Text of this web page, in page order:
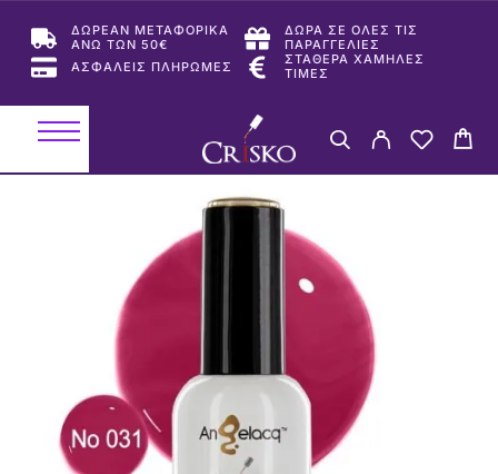
ΔΩΡΕΑΝ ΜΕΤΑΦΟΡΙΚΑ
ΑΝΩ ΤΩΝ 50€
ΔΩΡΑ ΣΕ ΟΛΕΣ ΤΙΣ
ΠΑΡΑΓΓΕΛΙΕΣ
ΑΣΦΑΛΕΙΣ ΠΛΗΡΩΜΕΣ
ΣΤΑΘΕΡΑ ΧΑΜΗΛΕΣ
ΤΙΜΕΣ